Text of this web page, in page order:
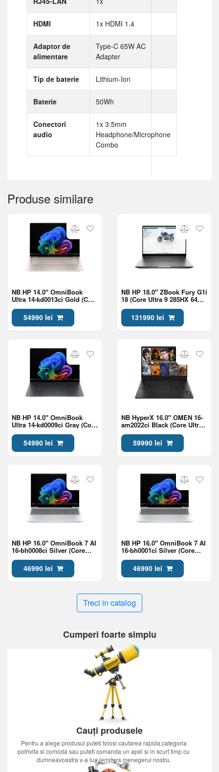
HDMI 1x HDMI 1.4
Adaptor de
alimentare
Type-C 65W AC
Adapter
Tip de baterie Lithium-Ion
Baterie 50Wh
Conectori
audio
1x 3.5mm
Headphone/Microphone
Combo
Produse similare
NB HP 14.0" OmniBook
Ultra 14-kd0013ci Gold (Core
11) 54990 lei
NB HP 18.0" ZBook Fury G1i
18 (Core Ultra 9 285HX 64Gb
11) 131990 lei
NB HP 14.0" OmniBook
Ultra 14-kd0009ci Gray (Core
11) 54990 lei
NB HyperX 16.0" OMEN 16-
am2022ci Black (Core Ultra
5060 8Gb)
59990 lei
NB HP 16.0" OmniBook 7 AI
16-bh0008ci Silver (Core
11) 46990 lei
NB HP 16.0" OmniBook 7 AI
16-bh0001ci Silver (Core
11) 46990 lei
Treci in catalog
Cumperi foarte simplu
Cauți produsele
Pentru a alege produsul puteti folosi cautarea rapida,categoria
potrivita si comoda sau puteti comanda un apel si in scurt timp cu
dumneavoastra v-a lua legatura menegerul nostru.